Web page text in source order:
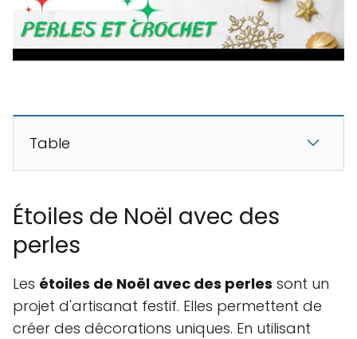
Table
Étoiles de Noël avec des
perles
Les étoiles de Noël avec des perles sont un
projet d'artisanat festif. Elles permettent de
créer des décorations uniques. En utilisant